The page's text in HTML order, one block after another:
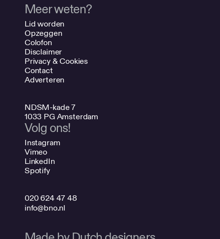
Meer weten?
Lid worden
Opzeggen
Colofon
Disclaimer
Privacy & Cookies
Contact
Adverteren
NDSM-kade 7
1033 PG Amsterdam
Volg ons!
Instagram
Vimeo
LinkedIn
Spotify
020 624 47 48
info@bno.nl